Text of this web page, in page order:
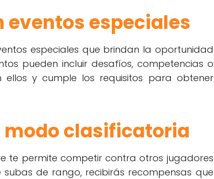
eventos especiales
especiales que brindan la oportunidad
pueden incluir desafíos, competencias o
ellos y cumple los requisitos para obtener
modo clasificatoria
te permite competir contra otros jugadores
de rango, recibirás recompensas que